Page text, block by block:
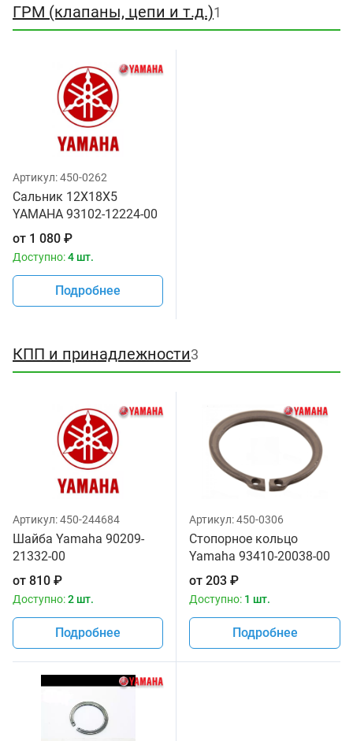
ГРМ (клапаны, цепи и т.д.)1
Артикул:450-0262
Сальник 12X18X5
YAMAHA 93102-12224-00
от 1 080 ₽
Доступно:4 шт.
Подробнее
КПП и принадлежности3
Артикул:450-244684
Шайба Yamaha 90209-
21332-00
от 810 ₽
Доступно:2 шт.
Подробнее
Артикул:450-0306
Стопорное кольцо
Yamaha 93410-20038-00
от 203 ₽
Доступно: 1 шт.
Подробнее